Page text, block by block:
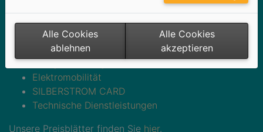
ERZGAS
Fernwärme
Heizkostenabrechnung
Energieberatung
Elektromobilität
SILBERSTROM CARD
Technische Dienstleistungen
Unsere Preisblätter finden Sie hier.
Alle Cookies
ablehnen
Alle Cookies
akzeptieren